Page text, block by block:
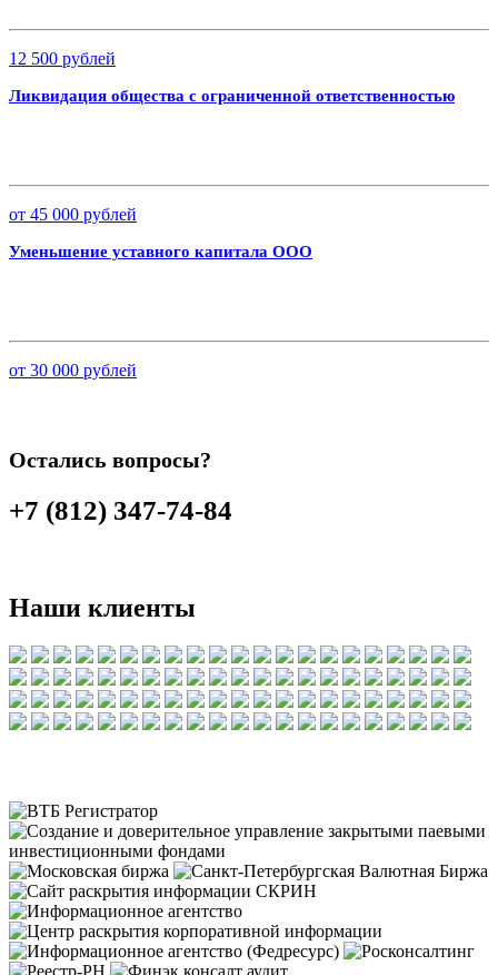
12 500 рублей
Ликвидация общества с ограниченной ответственностью
от 45 000 рублей
Уменьшение уставного капитала ООО
от 30 000 рублей
Остались вопросы?
+7 (812) 347-74-84
Наши клиенты